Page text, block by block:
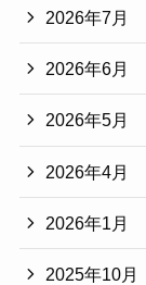
2026年7月
2026年6月
2026年5月
2026年4月
2026年1月
2025年10月